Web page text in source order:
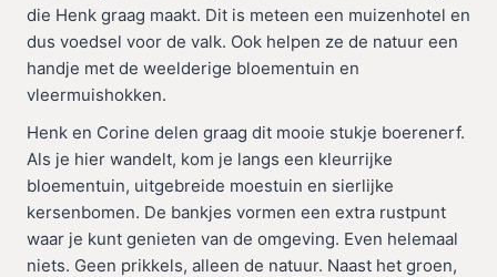
die Henk graag maakt. Dit is meteen een muizenhotel en
dus voedsel voor de valk. Ook helpen ze de natuur een
handje met de weelderige bloementuin en
vleermuishokken.
Henk en Corine delen graag dit mooie stukje boerenerf.
Als je hier wandelt, kom je langs een kleurrijke
bloementuin, uitgebreide moestuin en sierlijke
kersenbomen. De bankjes vormen een extra rustpunt
waar je kunt genieten van de omgeving. Even helemaal
niets. Geen prikkels, alleen de natuur. Naast het groen,